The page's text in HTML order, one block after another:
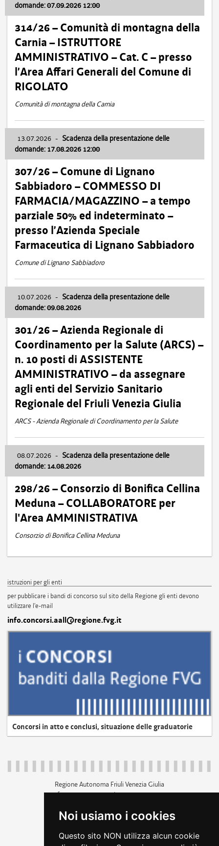
Noi usiamo i cookies
Questo sito NON utilizza alcun cookie
domande: 07.09.2026 12:00
314/26 – Comunità di montagna della
Carnia – ISTRUTTORE
AMMINISTRATIVO – Cat. C – presso
l’Area Affari Generali del Comune di
RIGOLATO
Comunità di montagna della Carnia
13.07.2026 - Scadenza della presentazione delle
domande: 17.08.2026 12:00
307/26 – Comune di Lignano
Sabbiadoro – COMMESSO DI
FARMACIA/MAGAZZINO – a tempo
parziale 50% ed indeterminato –
presso l’Azienda Speciale
Farmaceutica di Lignano Sabbiadoro
Comune di Lignano Sabbiadoro
10.07.2026 - Scadenza della presentazione delle
domande: 09.08.2026
301/26 – Azienda Regionale di
Coordinamento per la Salute (ARCS) –
n. 10 posti di ASSISTENTE
AMMINISTRATIVO – da assegnare
agli enti del Servizio Sanitario
Regionale del Friuli Venezia Giulia
ARCS - Azienda Regionale di Coordinamento per la Salute
08.07.2026 - Scadenza della presentazione delle
domande: 14.08.2026
298/26 – Consorzio di Bonifica Cellina
Meduna – COLLABORATORE per
l'Area AMMINISTRATIVA
Consorzio di Bonifica Cellina Meduna
istruzioni per gli enti
per pubblicare i bandi di concorso sul sito della Regione gli enti devono
utilizzare l'e-mail
info.concorsi.aall@regione.fvg.it
Concorsi in atto e conclusi, situazione delle graduatorie
Regione Autonoma Friuli Venezia Giulia
c.f. 80014930327; p.iva 00526040324
+39 040 3771111